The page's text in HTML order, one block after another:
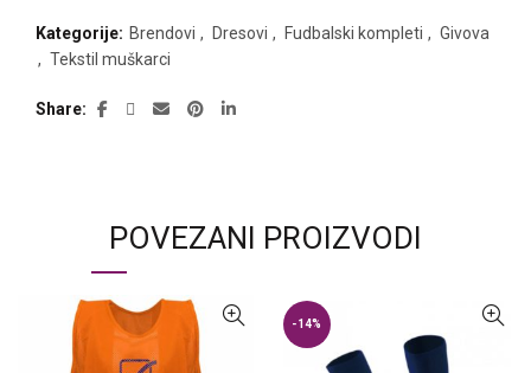
Kategorije: Brendovi , Dresovi , Fudbalski kompleti , Givova
, Tekstil muškarci
Share
POVEZANI PROIZVODI
-14%